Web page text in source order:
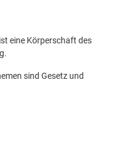
eine Körperschaft des
sind Gesetz und